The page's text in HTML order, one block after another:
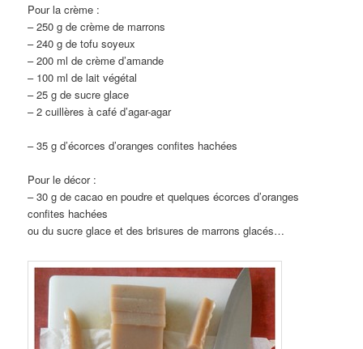
Pour la crème :
– 250 g de crème de marrons
– 240 g de tofu soyeux
– 200 ml de crème d’amande
– 100 ml de lait végétal
– 25 g de sucre glace
– 2 cuillères à café d’agar-agar
– 35 g d’écorces d’oranges confites hachées
Pour le décor :
– 30 g de cacao en poudre et quelques écorces d’oranges
confites hachées
ou du sucre glace et des brisures de marrons glacés…